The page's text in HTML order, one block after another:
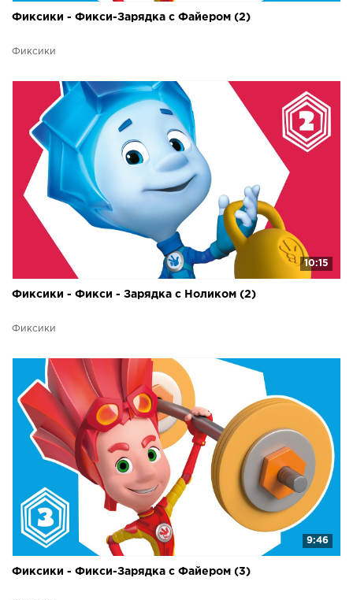
Фиксики - Фикси-Зарядка с Файером (2)
Фиксики
10:15
Фиксики - Фикси - Зарядка с Ноликом (2)
Фиксики
9:46
Фиксики - Фикси-Зарядка с Файером (3)